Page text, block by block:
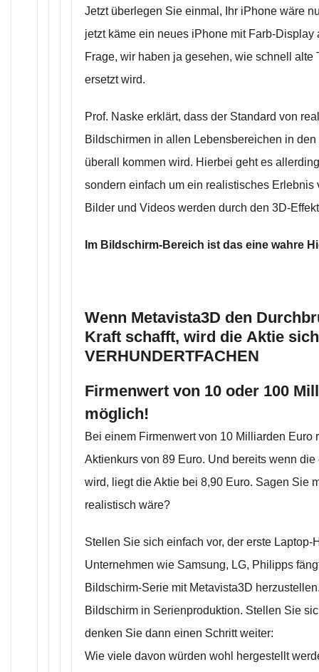
Jetzt überlegen Sie einmal, Ihr iPhone wäre
jetzt käme ein neues iPhone mit Farb-Display
Frage, wir haben ja gesehen, wie schnell alte
ersetzt wird.
Prof. Naske erklärt, dass der Standard von
Bildschirmen in allen Lebensbereichen in
überall kommen wird. Hierbei geht es
sondern einfach um ein realistisches Erlebnis
Bilder und Videos werden durch den 3D-
Im Bildschirm-Bereich ist das eine wahre
Wenn Metavista3D den
Kraft schafft, wird die Aktie sich
VERHUNDERTFACHEN
Firmenwert von 10 oder 100
möglich!
Bei einem Firmenwert von 10 Milliarden Euro
Aktienkurs von 89 Euro. Und bereits wenn
wird, liegt die Aktie bei 8,90 Euro. Sagen Sie
realistisch wäre?
Stellen Sie sich einfach vor, der erste Laptop-
Unternehmen wie Samsung, LG, Philipps
Bildschirm-Serie mit Metavista3D
Bildschirm in Serienproduktion. Stellen Sie
denken Sie dann einen Schritt weiter:
Wie viele davon würden wohl hergestellt